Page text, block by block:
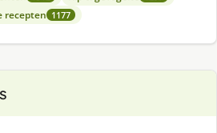
recepten 1177